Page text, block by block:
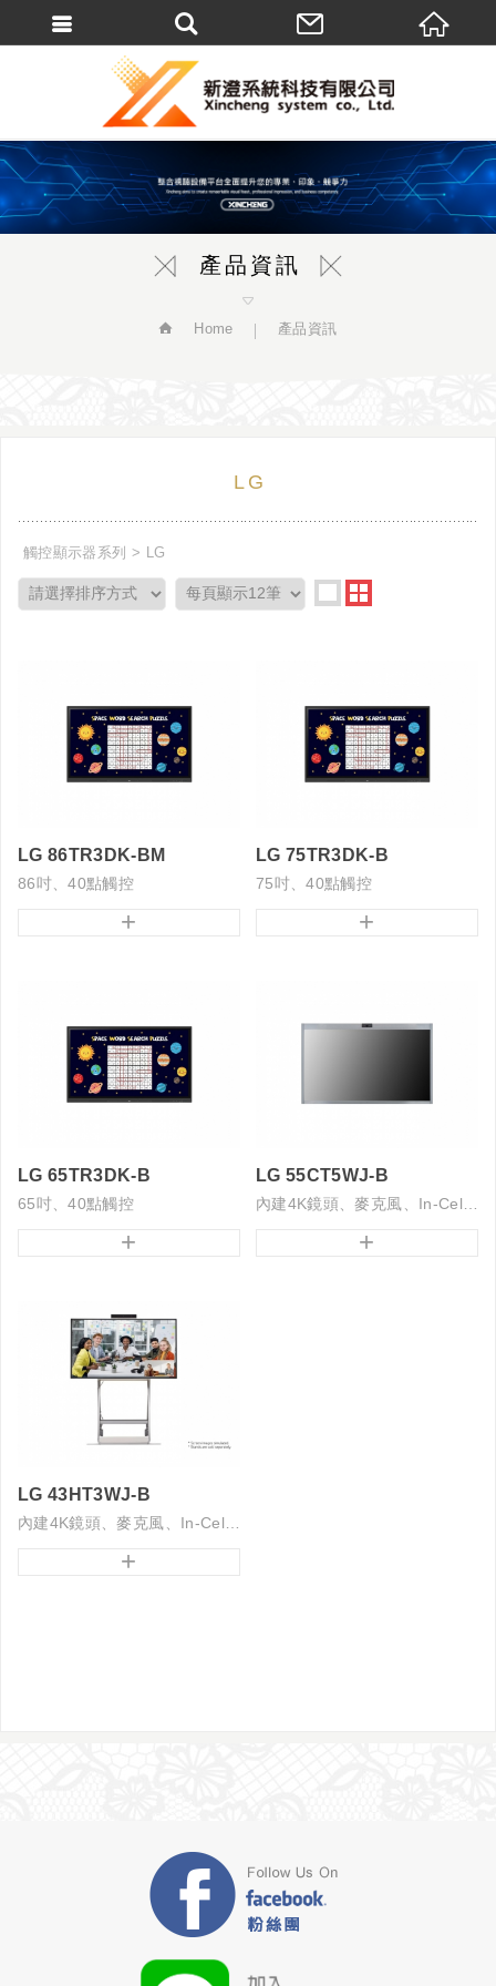
產品資訊
Home 產品資訊
LG
觸控顯示器系列 LG
LG 86TR3DK-BM
86吋、40點觸控
+
LG 75TR3DK-B
75吋、40點觸控
+
LG 65TR3DK-B
65吋、40點觸控
+
LG 55CT5WJ-B
+
LG 43HT3WJ-B
內建4K鏡頭、麥克風、In-Cell觸控
+